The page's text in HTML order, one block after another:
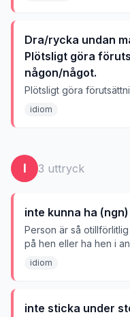
Dra/rycka undan
Plötsligt göra
någon/något.
Plötsligt göra
idiom
I 3 uttryck
inte kunna ha
Person är så
på hen eller ha hen i
idiom
inte sticka under